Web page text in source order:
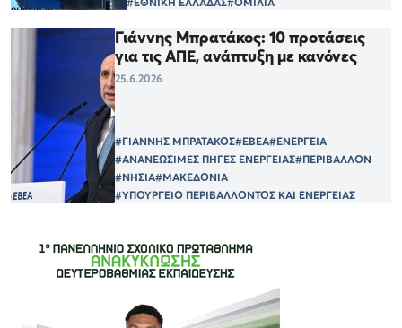
Γιάννης Μπρατάκος: 10 προτάσεις
για τις ΑΠΕ, ανάπτυξη με κανόνες
25.6.2026
#ΓΙΑΝΝΗΣ ΜΠΡΑΤΑΚΟΣ#ΕΒΕΑ#ΕΝΕΡΓΕΙΑ
#ΑΝΑΝΕΩΣΙΜΕΣ ΠΗΓΕΣ ΕΝΕΡΓΕΙΑΣ#ΠΕΡΙΒΑΛΛΟΝ
#ΝΗΣΙΑ#ΜΑΚΕΔΟΝΙΑ
#ΥΠΟΥΡΓΕΙΟ ΠΕΡΙΒΑΛΛΟΝΤΟΣ ΚΑΙ ΕΝΕΡΓΕΙΑΣ